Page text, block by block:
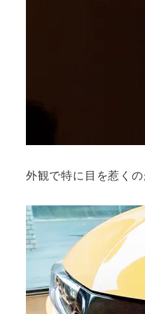
外観で特に目を惹く